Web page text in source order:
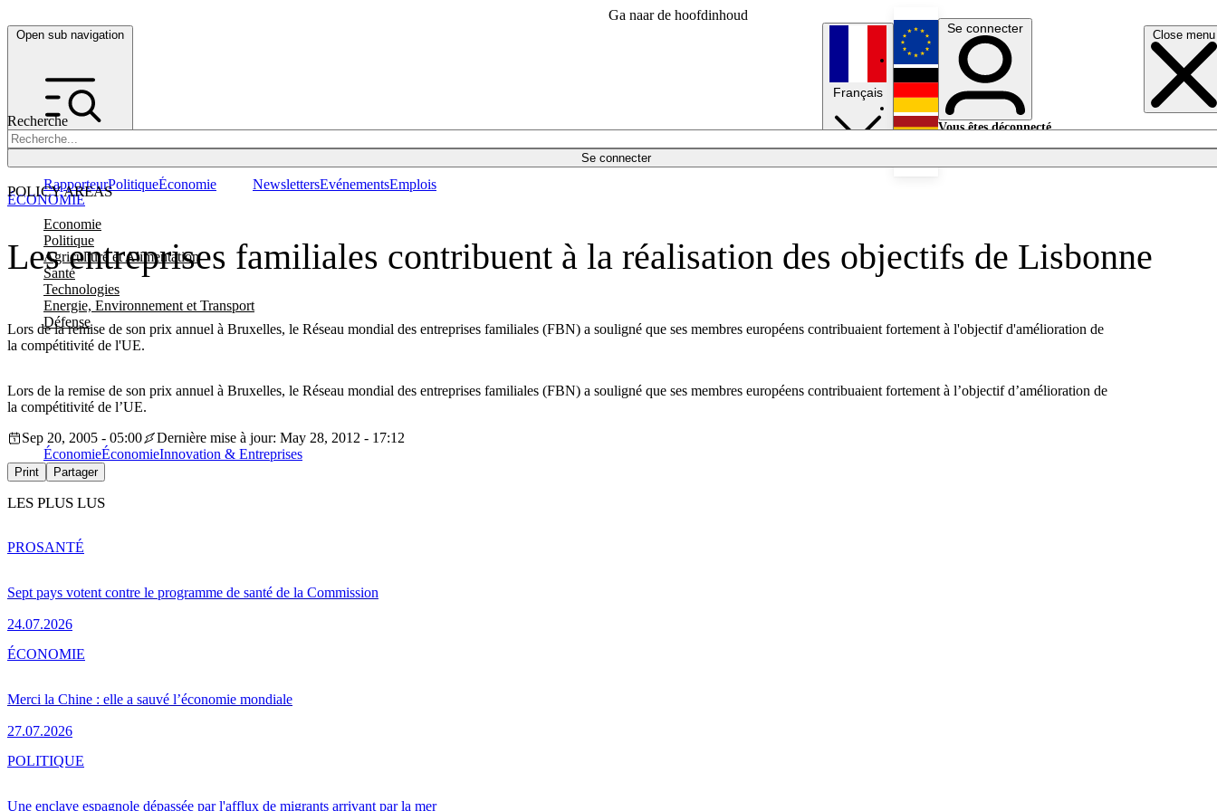
Ga naar de hoofdinhoud
Open sub navigation Close menu
Recherche
Se connecter
POLICY AREAS
Economie
Politique
Agriculture et Alimentation
Santé
Technologies
Energie, Environnement et Transport
Défense
RapporteurPolitiqueÉconomie NewslettersEvénementsEmplois
Français
English
Deutsch
Se connecter
Vous êtes déconnecté.
Les entreprises familiales contribuent à la réalisation des objectifs de Lisbonne
Lors de la remise de son prix annuel à Bruxelles, le Réseau mondial des entreprises familiales (FBN) a souligné que ses membres européens contribuaient fortement à l'objectif d'amélioration de
la compétitivité de l'UE.
ÉCONOMIE
Lors de la remise de son prix annuel à Bruxelles, le Réseau mondial des entreprises familiales (FBN) a souligné que ses membres européens contribuaient fortement à l’objectif d’amélioration de
la compétitivité de l’UE.
Sep 20, 2005 - 05:00
Dernière mise à jour: May 28, 2012 - 17:12
ÉconomieÉconomieInnovation & Entreprises
Print Partager
LES PLUS LUS
Sept pays votent contre le programme de santé de la Commission
24.07.2026
PROSANTÉ
Merci la Chine : elle a sauvé l’économie mondiale
27.07.2026
ÉCONOMIE
Une enclave espagnole dépassée par l'afflux de migrants arrivant par la mer
POLITIQUE